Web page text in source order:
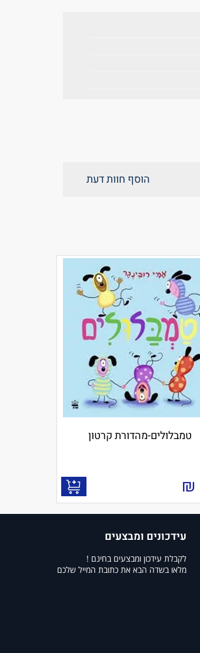
הוסף חוות דעת
טמבלולים-מהדורת קרטון
₪
עידכונים ומבצעים
לקבלת עידכון ומבצעים בחינם !
מלאו בשדה הבא את כתובת המייל שלכם